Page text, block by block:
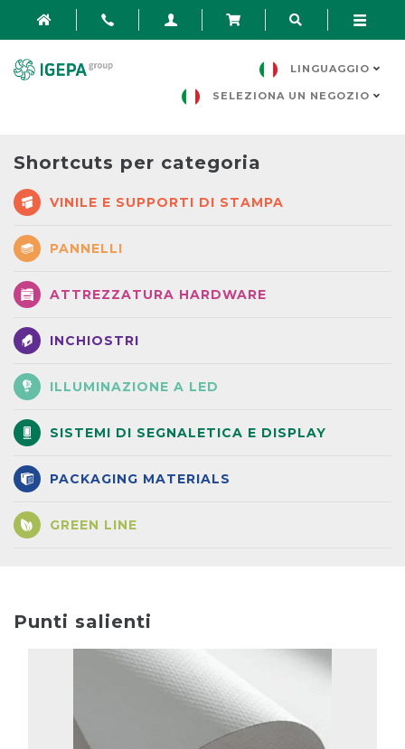
LINGUAGGIO
SELEZIONA UN NEGOZIO
Shortcuts per categoria
VINILE E SUPPORTI DI STAMPA
PANNELLI
ATTREZZATURA HARDWARE
INCHIOSTRI
ILLUMINAZIONE A LED
SISTEMI DI SEGNALETICA E DISPLAY
PACKAGING MATERIALS
GREEN LINE
Punti salienti